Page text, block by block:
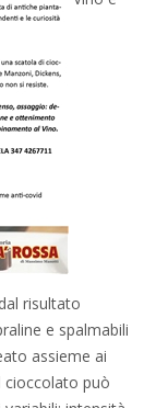
risultato
e spalmabili
assieme ai
cioccolato può